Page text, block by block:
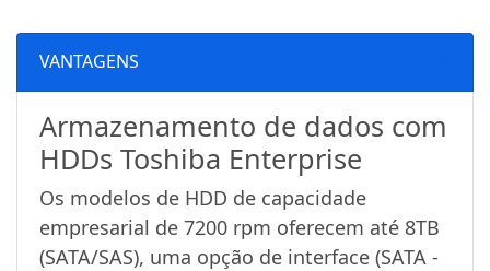
VANTAGENS
Armazenamento de dados com
HDDs Toshiba Enterprise
Os modelos de HDD de capacidade
empresarial de 7200 rpm oferecem até 8TB
(SATA/SAS), uma opção de interface (SATA -